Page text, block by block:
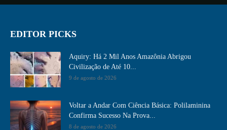
EDITOR PICKS
Aquiry: Há 2 Mil Anos Amazônia Abrigou
Civilização de Até 10...
9 de agosto de 2026
Voltar a Andar Com Ciência Básica: Polilaminina
Confirma Sucesso Na Prova...
8 de agosto de 2026